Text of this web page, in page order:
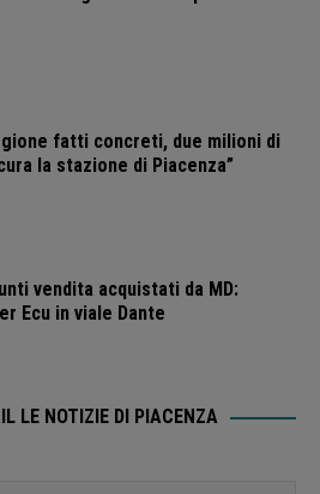
fatti concreti, due milioni di
la stazione di Piacenza”
vendita acquistati da MD:
Ecu in viale Dante
LE NOTIZIE DI PIACENZA